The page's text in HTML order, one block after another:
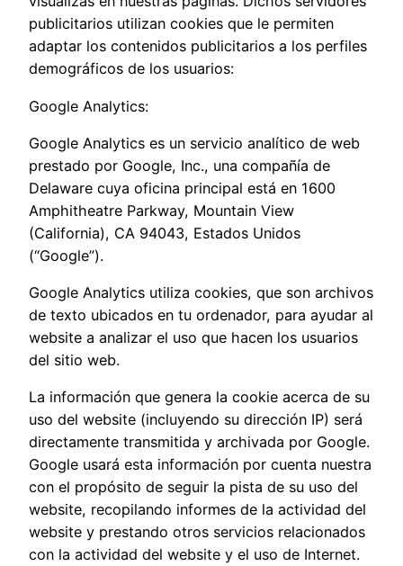
publicitarios utilizan cookies que le permiten
adaptar los contenidos publicitarios a los perfiles
demográficos de los usuarios:
Google Analytics:
Google Analytics es un servicio analítico de web
prestado por Google, Inc., una compañía de
Delaware cuya oficina principal está en 1600
Amphitheatre Parkway, Mountain View
(California), CA 94043, Estados Unidos
(“Google”).
Google Analytics utiliza cookies, que son archivos
de texto ubicados en tu ordenador, para ayudar al
website a analizar el uso que hacen los usuarios
del sitio web.
La información que genera la cookie acerca de su
uso del website (incluyendo su dirección IP) será
directamente transmitida y archivada por Google.
Google usará esta información por cuenta nuestra
con el propósito de seguir la pista de su uso del
website, recopilando informes de la actividad del
website y prestando otros servicios relacionados
con la actividad del website y el uso de Internet.